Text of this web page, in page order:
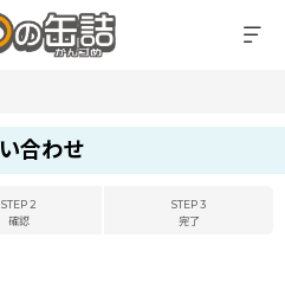
合わせ
STEP 2
確認
STEP 3
完了